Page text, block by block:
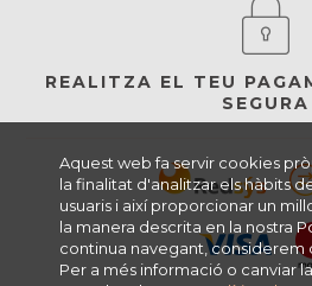
Aquest web fa servir cookies
la finalitat d'analitzar els hàbits
usuaris i així proporcionar un
la manera descrita en la nostra
continua navegant, considerem
Per a més informació o canviar
REALITZA EL TEU
SEGURA